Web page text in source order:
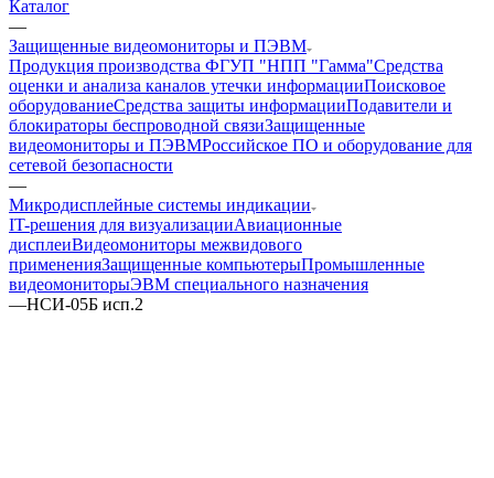
Каталог
—
Защищенные видеомониторы и ПЭВМ
Продукция производства ФГУП "НПП "Гамма"Средства
оценки и анализа каналов утечки информацииПоисковое
оборудованиеСредства защиты информацииПодавители и
блокираторы беспроводной связиЗащищенные
видеомониторы и ПЭВМРоссийское ПО и оборудование для
сетевой безопасности
—
Микродисплейные системы индикации
IT-решения для визуализацииАвиационные
дисплеиВидеомониторы межвидового
примененияЗащищенные компьютерыПромышленные
видеомониторыЭВМ специального назначения
—НСИ-05Б исп.2